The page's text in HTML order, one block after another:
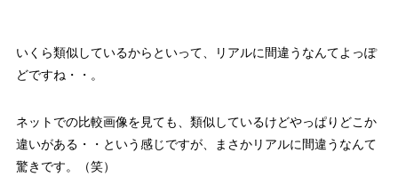
いくら類似しているからといって、リアルに間違うなんてよっぽ
どですね・・。
ネットでの比較画像を見ても、類似しているけどやっぱりどこか
違いがある・・という感じですが、まさかリアルに間違うなんて
驚きです。（笑）